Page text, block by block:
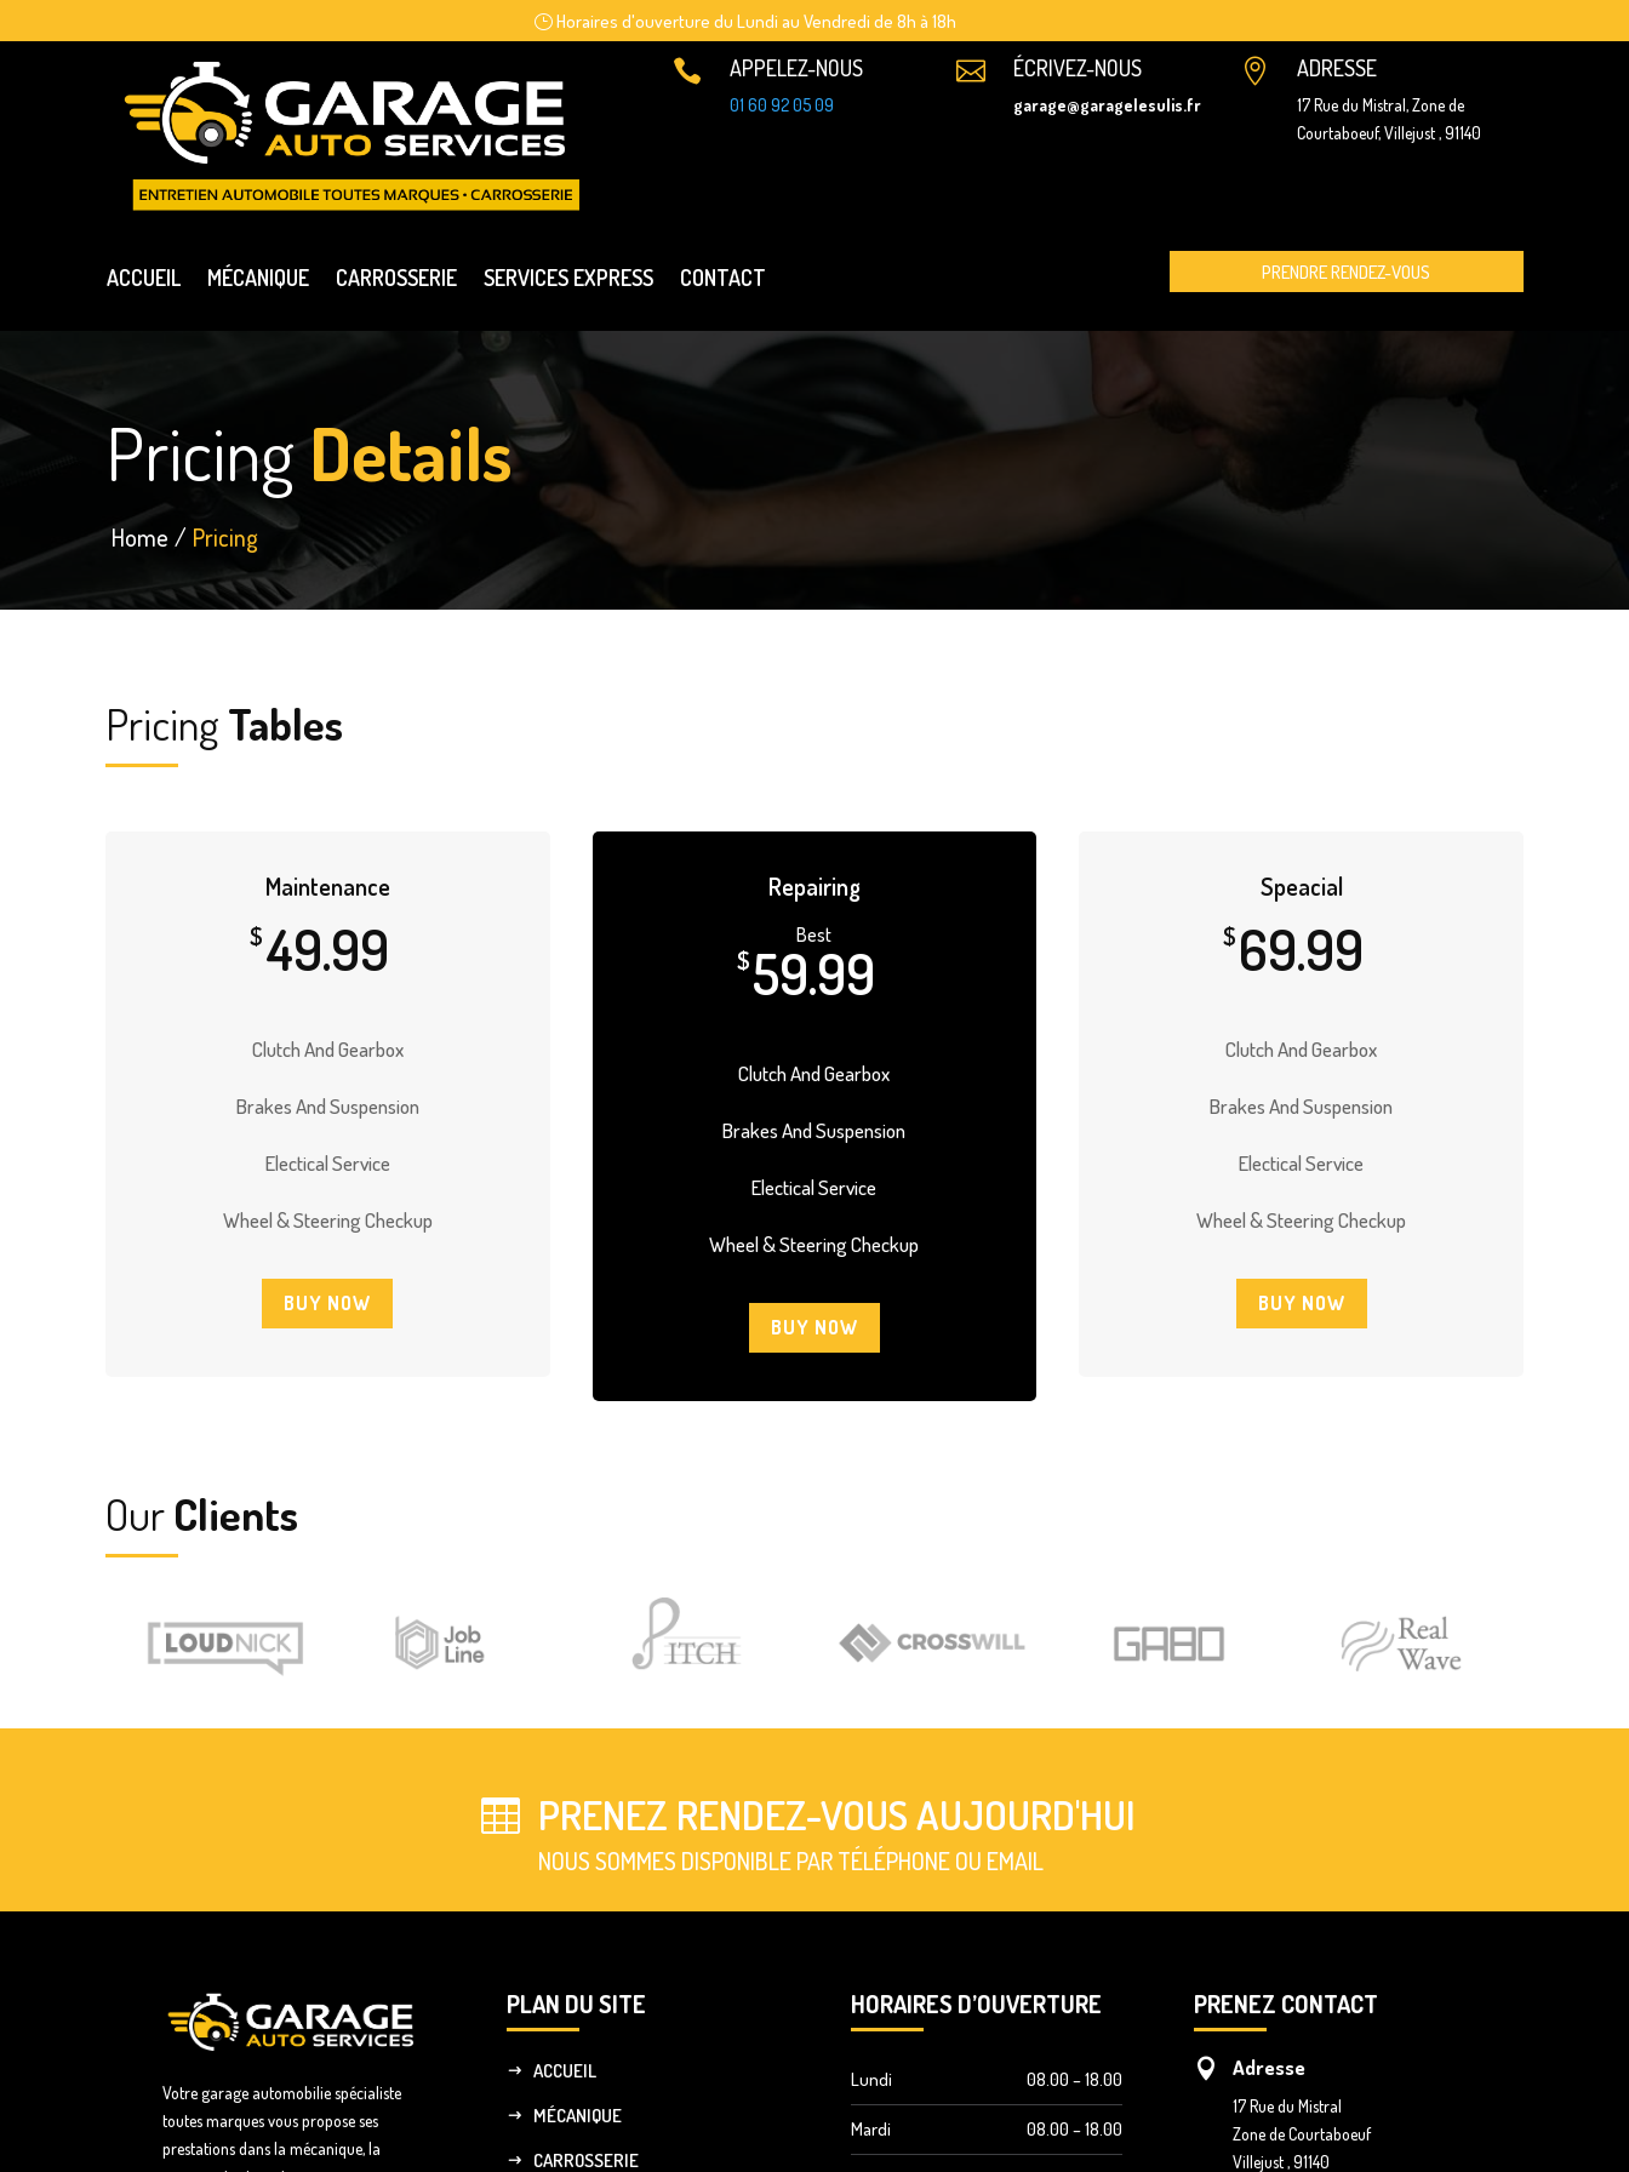
Horaires d'ouverture du Lundi au Vendredi de 8h à 18h
 APPELEZ-NOUS
01 60 92 05 09
 ÉCRIVEZ-NOUS
garage@garagelesulis.fr
 ADRESSE
17 Rue du Mistral, Zone de
Courtaboeuf, Villejust , 91140
ACCUEIL MÉCANIQUE CARROSSERIE SERVICES EXPRESS CONTACT PRENDRE RENDEZ-VOUS
PricingDetails
Home Pricing
PricingTables
Maintenance
$49.99
Clutch And Gearbox
Brakes And Suspension
Electical Service
Wheel & Steering Checkup
BUY NOW
Repairing
Best
$59.99
Clutch And Gearbox
Brakes And Suspension
Electical Service
Wheel & Steering Checkup
BUY NOW
Speacial
$69.99
Clutch And Gearbox
Brakes And Suspension
Electical Service
Wheel & Steering Checkup
BUY NOW
OurClients
 PRENEZ RENDEZ-VOUS AUJOURD'HUI
NOUS SOMMES DISPONIBLE PAR TÉLÉPHONE OU EMAIL
Votre garage automobilie spécialiste
toutes marques vous propose ses
prestations dans la mécanique, la
PLAN DU SITE
ACCUEIL
MÉCANIQUE
CARROSSERIE
HORAIRES D’OUVERTURE
Lundi 08.00 – 18.00
Mardi 08.00 – 18.00
PRENEZ CONTACT
 Adresse
17 Rue du Mistral
Zone de Courtaboeuf
Villejust , 91140